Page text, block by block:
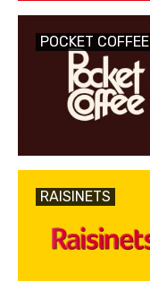
POCKET COFFEE
RAISINETS